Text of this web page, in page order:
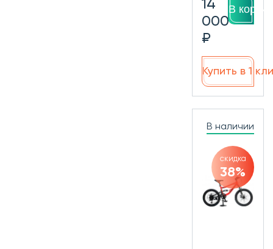
14
000
₽
В
Купить в 1
В наличии
скидка
38%